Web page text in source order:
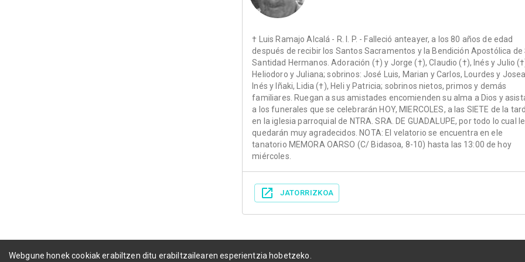
† Luis Ramajo Alcalá - R. I. P. - Falleció anteayer, a los 80 años de edad
después de recibir los Santos Sacramentos y la Bendición Apostólica de
Santidad Hermanos. Adoración (†) y Jorge (†), Claudio (†), Inés y Julio
Heliodoro y Juliana; sobrinos: José Luis, Marian y Carlos, Lourdes y
Inés y Iñaki, Lidia (†), Heli y Patricia; sobrinos nietos, primos y demás
familiares. Ruegan a sus amistades encomienden su alma a Dios y
a los funerales que se celebrarán HOY, MIERCOLES, a las SIETE de la
en la iglesia parroquial de NTRA. SRA. DE GUADALUPE, por todo lo cual
quedarán muy agradecidos. NOTA: El velatorio se encuentra en ele
tanatorio MEMORA OARSO (C/ Bidasoa, 8-10) hasta las 13:00 de hoy
miércoles.
JATORRIZKOA
Webgune honek cookiak erabiltzen ditu erabiltzailearen esperientzia hobetzeko.